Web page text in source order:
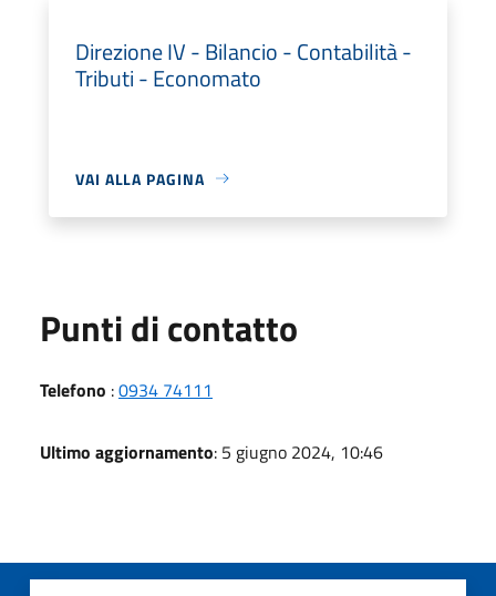
Direzione IV - Bilancio - Contabilità -
Tributi - Economato
VAI ALLA PAGINA
Punti di contatto
Telefono :0934 74111
Ultimo aggiornamento: 5 giugno 2024, 10:46